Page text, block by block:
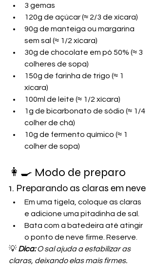
3 gemas
120g de açúcar (≈ 2/3 de xícara)
90g de manteiga ou margarina
sem sal (≈ 1/2 xícara)
30g de chocolate em pó 50% (≈ 3
colheres de sopa)
150g de farinha de trigo (≈ 1
xícara)
100ml de leite (≈ 1/2 xícara)
1g de bicarbonato de sódio (≈ 1/4
colher de chá)
10g de fermento químico (≈ 1
colher de sopa)
👩‍🍳 Modo de preparo
1. Preparando as claras em neve
Em uma tigela, coloque as claras
e adicione uma pitadinha de sal.
Bata com a batedeira até atingir
o ponto de neve firme. Reserve.
💡 Dica: O sal ajuda a estabilizar as
claras, deixando elas mais firmes.